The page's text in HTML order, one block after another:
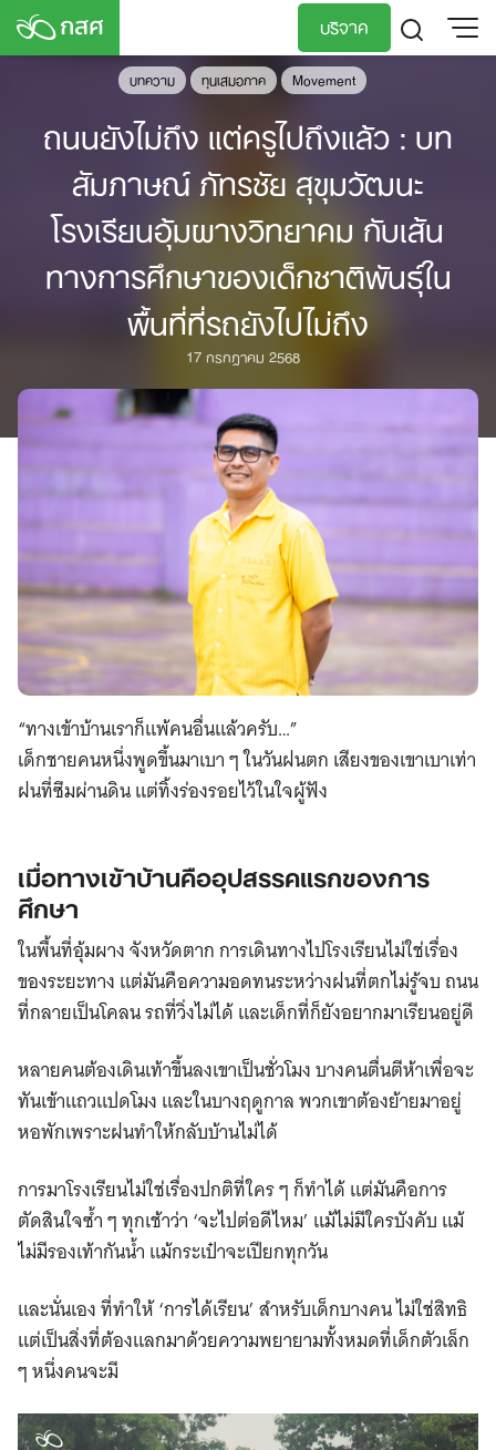
Skip
บริจาค
บทความ ทุนเสมอภาค Movement
ถนนยังไม่ถึง แต่ครูไปถึงแล้ว : บท
สัมภาษณ์​ ภัทรชัย สุขุมวัฒนะ
โรงเรียนอุ้มผางวิทยาคม กับเส้น
ทางการศึกษาของเด็กชาติพันธุ์ใน
พื้นที่ที่รถยังไปไม่ถึง
17 กรกฎาคม 2568
“ทางเข้าบ้านเราก็แพ้คนอื่นแล้วครับ…”
เด็กชายคนหนึ่งพูดขึ้นมาเบา ๆ ในวันฝนตก เสียงของเขาเบาเท่า
ฝนที่ซึมผ่านดิน แต่ทิ้งร่องรอยไว้ในใจผู้ฟัง
เมื่อทางเข้าบ้านคืออุปสรรคแรกของการ
ศึกษา
ในพื้นที่อุ้มผาง จังหวัดตาก การเดินทางไปโรงเรียนไม่ใช่เรื่อง
ของระยะทาง แต่มันคือความอดทนระหว่างฝนที่ตกไม่รู้จบ ถนน
ที่กลายเป็นโคลน รถที่วิ่งไม่ได้ และเด็กที่ก็ยังอยากมาเรียนอยู่ดี
หลายคนต้องเดินเท้าขึ้นลงเขาเป็นชั่วโมง บางคนตื่นตีห้าเพื่อจะ
ทันเข้าแถวแปดโมง และในบางฤดูกาล พวกเขาต้องย้ายมาอยู่
หอพักเพราะฝนทำให้กลับบ้านไม่ได้
การมาโรงเรียนไม่ใช่เรื่องปกติที่ใคร ๆ ก็ทำได้ แต่มันคือการ
ตัดสินใจซ้ำ ๆ ทุกเช้าว่า ‘จะไปต่อดีไหม’ แม้ไม่มีใครบังคับ แม้
ไม่มีรองเท้ากันน้ำ แม้กระเป๋าจะเปียกทุกวัน
และนั่นเอง ที่ทำให้ ‘การได้เรียน’ สำหรับเด็กบางคน ไม่ใช่สิทธิ
แต่เป็นสิ่งที่ต้องแลกมาด้วยความพยายามทั้งหมดที่เด็กตัวเล็ก
ๆ หนึ่งคนจะมี